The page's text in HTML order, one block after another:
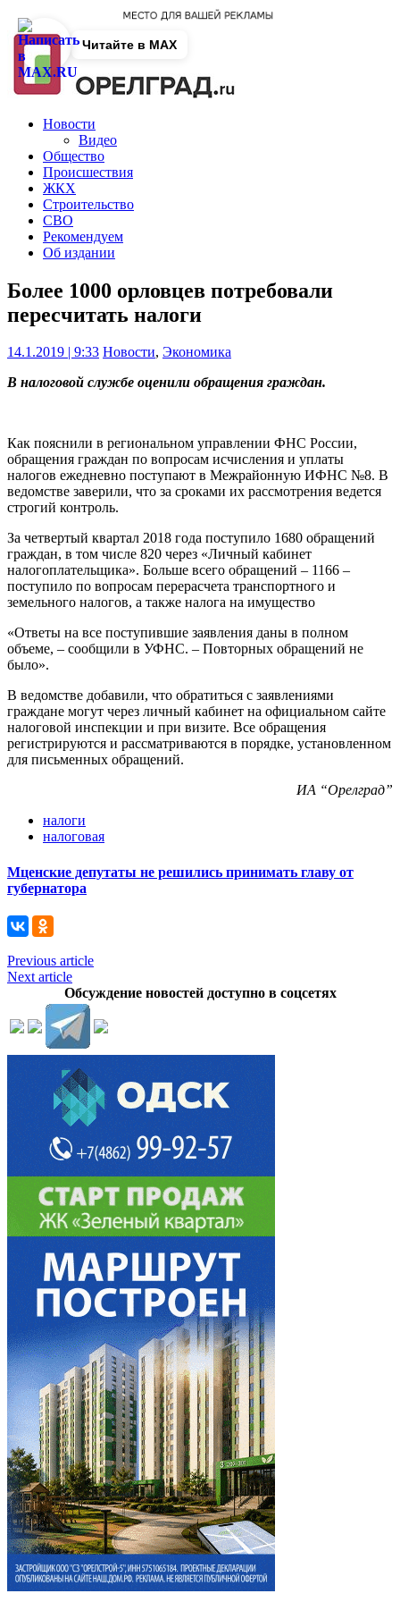
Новости
Видео
Общество
Происшествия
ЖКХ
Строительство
СВО
Рекомендуем
Об издании
Более 1000 орловцев потребовали
пересчитать налоги
14.1.2019 | 9:33 Новости, Экономика
В налоговой службе оценили обращения граждан.
Как пояснили в региональном управлении ФНС России,
обращения граждан по вопросам исчисления и уплаты
налогов ежедневно поступают в Межрайонную ИФНС №8. В
ведомстве заверили, что за сроками их рассмотрения ведется
строгий контроль.
За четвертый квартал 2018 года поступило 1680 обращений
граждан, в том числе 820 через «Личный кабинет
налогоплательщика». Больше всего обращений – 1166 –
поступило по вопросам перерасчета транспортного и
земельного налогов, а также налога на имущество
«Ответы на все поступившие заявления даны в полном
объеме, – сообщили в УФНС. – Повторных обращений не
было».
В ведомстве добавили, что обратиться с заявлениями
граждане могут через личный кабинет на официальном сайте
налоговой инспекции и при визите. Все обращения
регистрируются и рассматриваются в порядке, установленном
для письменных обращений.
ИА “Орелград”
налоги
налоговая
Мценские депутаты не решились принимать главу от
губернатора
Previous article
Next article
Обсуждение новостей доступно в соцсетях
Читайте в MAX